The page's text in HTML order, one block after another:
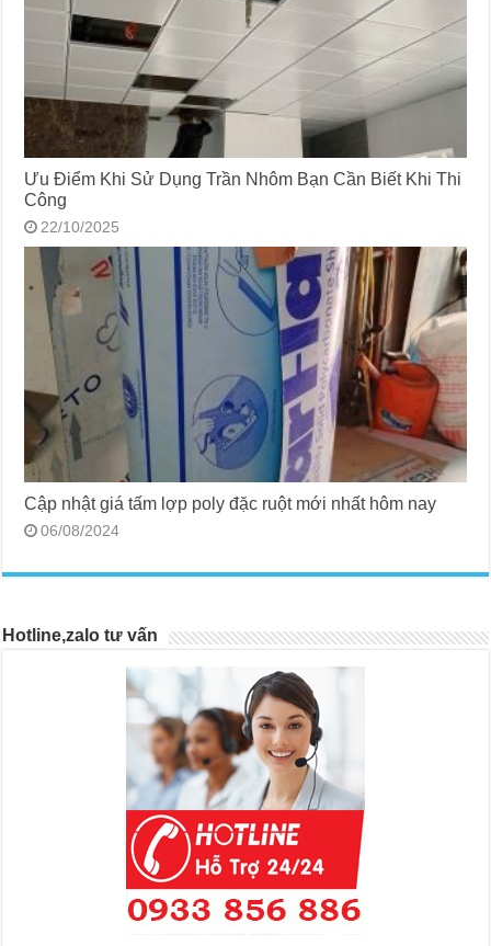
Ưu Điểm Khi Sử Dụng Trần Nhôm Bạn Cần Biết Khi Thi
Công
22/10/2025
Cập nhật giá tấm lợp poly đặc ruột mới nhất hôm nay
06/08/2024
Hotline,zalo tư vấn